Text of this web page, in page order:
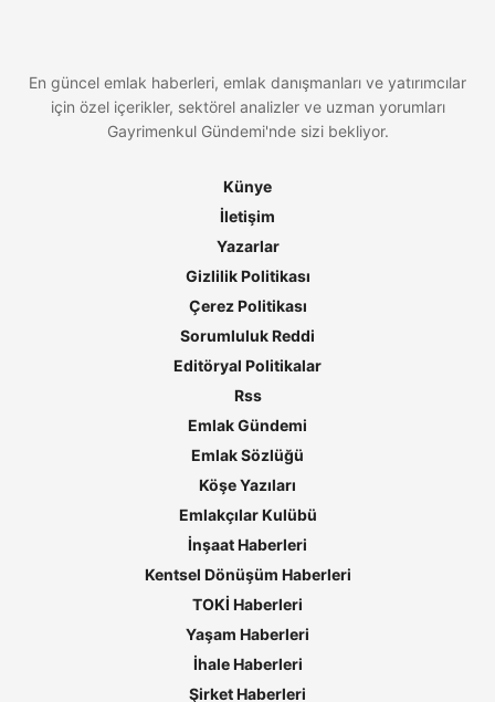
En güncel emlak haberleri, emlak danışmanları ve yatırımcılar
için özel içerikler, sektörel analizler ve uzman yorumları
Gayrimenkul Gündemi'nde sizi bekliyor.
Künye
İletişim
Yazarlar
Gizlilik Politikası
Çerez Politikası
Sorumluluk Reddi
Editöryal Politikalar
Rss
Emlak Gündemi
Emlak Sözlüğü
Köşe Yazıları
Emlakçılar Kulübü
İnşaat Haberleri
Kentsel Dönüşüm Haberleri
TOKİ Haberleri
Yaşam Haberleri
İhale Haberleri
Şirket Haberleri